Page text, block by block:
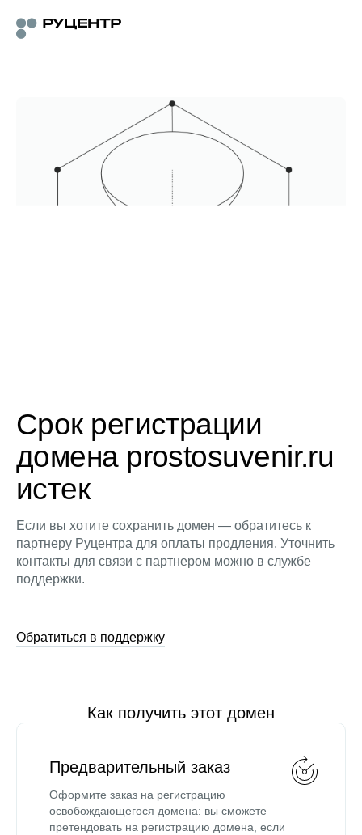
Срок регистрации
домена prostosuvenir.ru
истек
Если вы хотите сохранить домен — обратитесь к
партнеру Руцентра для оплаты продления. Уточнить
контакты для связи с партнером можно в службе
поддержки.
Обратиться в поддержку
Как получить этот домен
Предварительный заказ
Оформите заказ на регистрацию
освобождающегося домена: вы сможете
претендовать на регистрацию домена, если